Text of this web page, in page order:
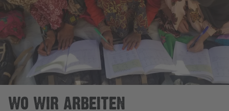
WO WIR ARBEITEN